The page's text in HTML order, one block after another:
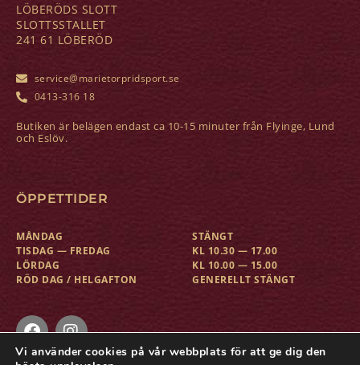
LÖBERÖDS SLOTT
SLOTTSSTALLET
241 61 LÖBERÖD
service@marietorpridsport.se
0413-316 18
Butiken är belägen endast ca 10-15 minuter från Flyinge, Lund
och Eslöv.
ÖPPETTIDER
MÅNDAG
TISDAG — FREDAG
LÖRDAG
RÖD DAG / HELGAFTON
STÄNGT
KL 10.30 — 17.00
KL 10.00 — 15.00
GENERELLT STÄNGT
Vi använder cookies på vår webbplats för att ge dig den